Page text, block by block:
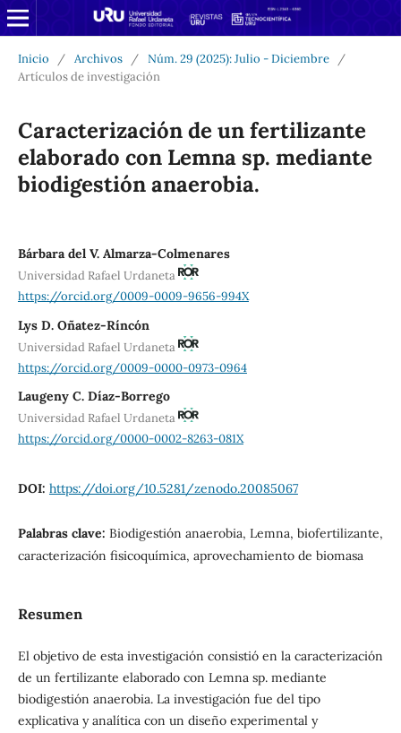
Inicio / Archivos / Núm. 29 (2025): Julio - Diciembre
/
Artículos de investigación
Caracterización de un fertilizante
elaborado con Lemna sp. mediante
biodigestión anaerobia.
Bárbara del V. Almarza-Colmenares
Universidad Rafael Urdaneta
https://orcid.org/0009-0009-9656-994X
Lys D. Oñatez-Ríncón
Universidad Rafael Urdaneta
https://orcid.org/0009-0000-0973-0964
Laugeny C. Díaz-Borrego
Universidad Rafael Urdaneta
https://orcid.org/0000-0002-8263-081X
DOI: https://doi.org/10.5281/zenodo.20085067
Palabras clave: Biodigestión anaerobia, Lemna, biofertilizante,
caracterización fisicoquímica, aprovechamiento de biomasa
Resumen
El objetivo de esta investigación consistió en la caracterización
de un fertilizante elaborado con Lemna sp. mediante
biodigestión anaerobia. La investigación fue del tipo
explicativa y analítica con un diseño experimental y